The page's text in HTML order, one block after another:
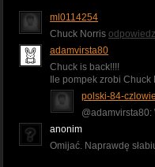
ml0114254
Chuck Norris odpowiedz
adamvirsta80
Chuck is back!!!!
Ile pompek zrobi
polski-84-
@adamvirsta80:
anonim
Omijać. Naprawdę